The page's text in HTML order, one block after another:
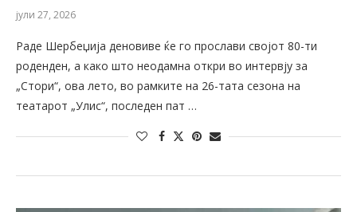
јули 27, 2026
Раде Шербеџија деновиве ќе го прослави својот 80-ти
роденден, а како што неодамна откри во интервју за
„Стори“, ова лето, во рамките на 26-тата сезона на
театарот „Улис“, последен пат …